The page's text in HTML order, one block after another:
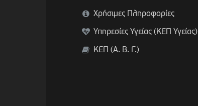
Χρήσιμες Πληροφορίες
Υπηρεσίες Υγείας (ΚΕΠ Υγείας)
ΚΕΠ (Α. Β. Γ.)